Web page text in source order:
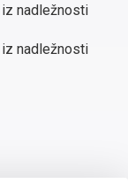
nadležnosti
nadležnosti